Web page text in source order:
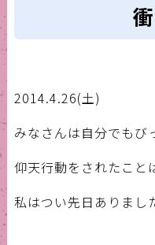
2014.4.26(土)
みなさんは自分でもび
仰天行動をされたこと
私はつい先日ありまし